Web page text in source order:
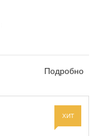
Подробно
ХИТ